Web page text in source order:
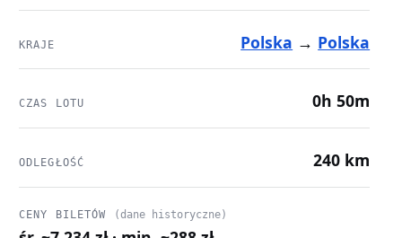
KRAJE Polska → Polska
CZAS LOTU 0h 50m
ODLEGŁOŚĆ 240 km
CENY BILETÓW (dane historyczne)